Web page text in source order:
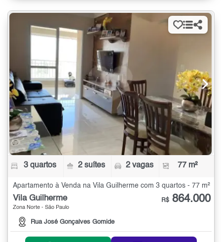
3 quartos 2 suítes 2 vagas 77 m²
Apartamento à Venda na Vila Guilherme com 3 quartos - 77 m²
Vila Guilherme
Zona Norte - São Paulo
Rua José Gonçalves Gomide
R$ 864.000